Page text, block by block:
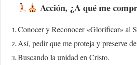
Acción, ¿A qué me
Conocer y Reconocer «Glorificar» al
Así, pedir que me proteja y preserve
Buscando la unidad en Cristo.